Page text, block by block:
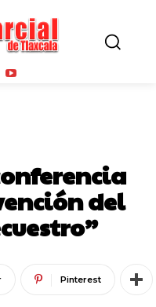
del
Pinterest